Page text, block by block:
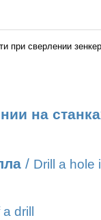
сверлении
на
/ Drill a hole
drill